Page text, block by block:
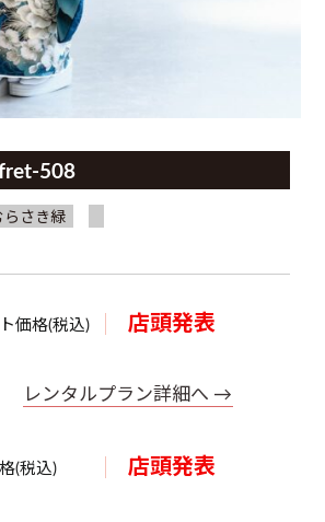
508
らさき緑
価格(税込) 店頭発表
レンタルプラン詳細へ →
格(税込) 店頭発表